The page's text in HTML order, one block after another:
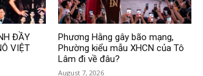
ĐẦY
VIỆT
Phương Hằng gây bão mạng,
Phường kiểu mẫu XHCN của Tô
Lâm đi về đâu?
August 7, 2026